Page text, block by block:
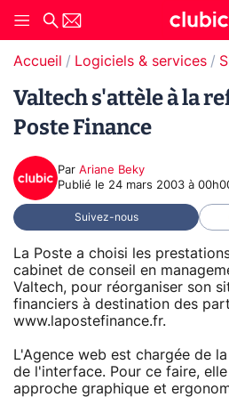
Accueil Logiciels & services
Valtech s'attèle à la
Poste Finance
Par Ariane Beky
Publié le 24 mars 2003 à
Suivez-nous
La Poste a choisi les
cabinet de conseil en
Valtech, pour réorganiser son
financiers à destination des
www.lapostefinance.fr.
L'Agence web est chargée de
de l'interface. Pour ce faire,
approche graphique et